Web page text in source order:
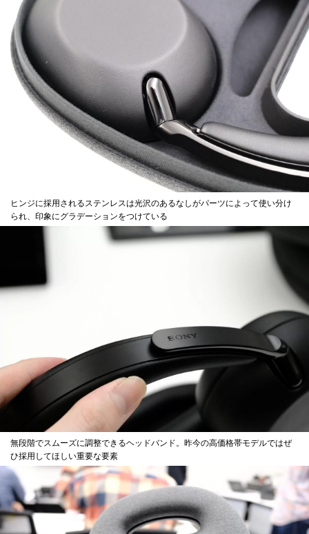
ヒンジに採用されるステンレスは光沢のあるなしがパーツによって使い分け
られ、印象にグラデーションをつけている
無段階でスムーズに調整できるヘッドバンド。昨今の高価格帯モデルではぜ
ひ採用してほしい重要な要素